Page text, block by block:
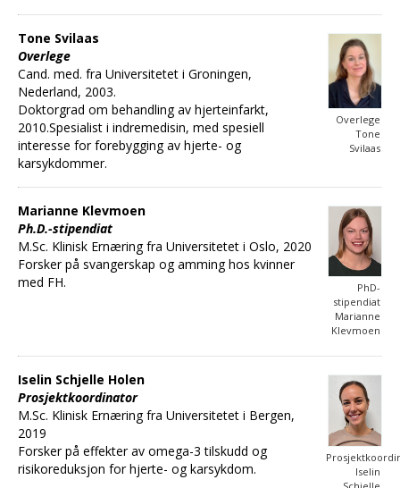
Overlege
Tone
Svilaas
Tone Svilaas
Overlege
Cand. med. fra Universitetet i Groningen,
Nederland, 2003.
Doktorgrad om behandling av hjerteinfarkt,
2010.Spesialist i indremedisin, med spesiell
interesse for forebygging av hjerte- og
karsykdommer.
PhD-
stipendiat
Marianne
Klevmoen
Marianne Klevmoen
Ph.D.-stipendiat
M.Sc. Klinisk Ernæring fra Universitetet i Oslo, 2020
Forsker på svangerskap og amming hos kvinner
med FH.
Iselin
Schjelle
Iselin Schjelle Holen
Prosjektkoordinator
M.Sc. Klinisk Ernæring fra Universitetet i Bergen,
2019
Forsker på effekter av omega-3 tilskudd og
risikoreduksjon for hjerte- og karsykdom.